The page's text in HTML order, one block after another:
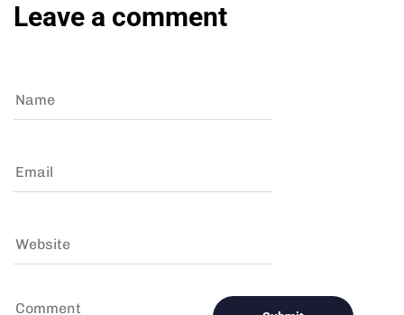
Leave a comment